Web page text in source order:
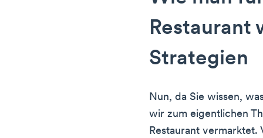
Restaurant
Strategien
Nun, da Sie wissen,
wir zum eigentlichen
Restaurant vermarktet.